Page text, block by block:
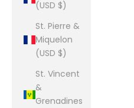
(USD $)
St. Pierre &
Miquelon
(USD $)
St. Vincent
&
Grenadines